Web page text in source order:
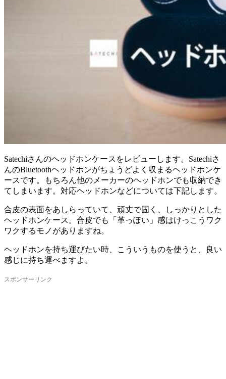
Satechiさんのヘッドホンケースをレビューします。Satechiさ
んのBluetoothヘッドホンがちょうどよく収まるヘッドホンケ
ースです。もちろん他のメーカーのヘッドホンでも収納でき
てしまいます。対応ヘッドホンなどについては下記します。
合皮の表面をあしらっていて、頑丈で固く、しっかりとした
ヘッドホンケース。合皮でも「革っぽい」感はけっこうワク
ワクするモノがありますね。
ヘッドホンを持ち運びたい時、こういうものを使うと、良い
感じに持ち運べますよ。